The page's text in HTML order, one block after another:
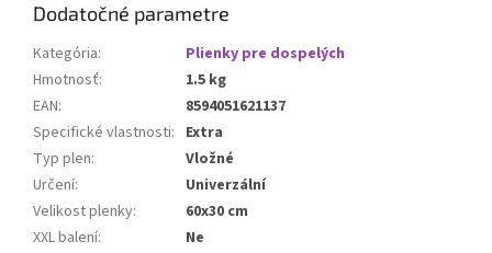
Dodatočné parametre
Kategória:
Plienky pre dospelých
Hmotnosť:
1.5 kg
EAN:
8594051621137
Specifické vlastnosti: Extra
Typ plen:
Vložné
Určení:
Univerzální
Velikost plenky:
60x30 cm
XXL balení: Ne